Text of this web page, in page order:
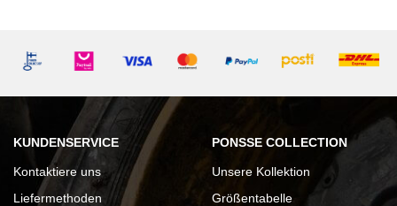
KUNDENSERVICE
Kontaktiere uns
Liefermethoden
PONSSE COLLECTION
Unsere Kollektion
Größentabelle